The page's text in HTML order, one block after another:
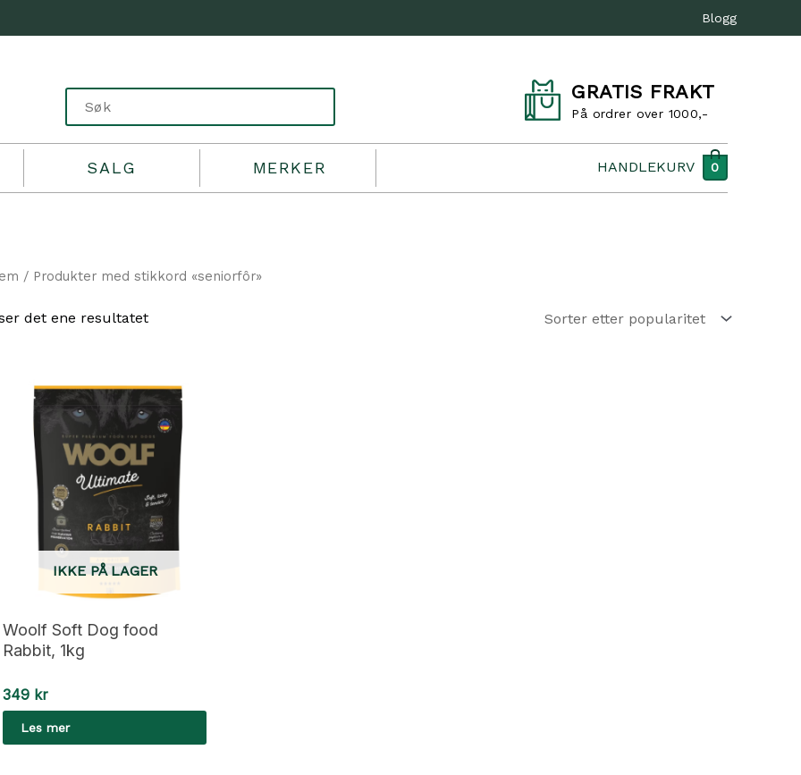
Blogg
GRATIS FRAKT
På ordrer over 1000,-
SALG MERKER HANDLEKURV 0
/ Produkter med stikkord «seniorfôr»
det ene resultatet
IKKE PÅ LAGER
Woolf Soft Dog food
Rabbit, 1kg
349 kr
Les mer